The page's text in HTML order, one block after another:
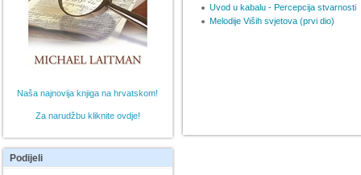
Uvod u kabalu - Percepcija stvarnosti
Melodije Viših svjetova (prvi dio)
Naša najnovija knjiga na hrvatskom!
Za narudžbu kliknite ovdje!
Podijeli